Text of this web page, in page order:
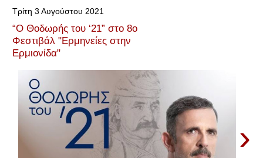
Τρίτη 3 Αυγούστου 2021
“Ο Θοδωρής του ‘21” στο 8ο
Φεστιβάλ "Ερμηνείες στην
Ερμιονίδα"
›